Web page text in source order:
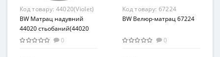
Код товару: 44020(Violet)
BW Матрац надувний
44020 стьобаний(44020
(Violet) Фіолетовий
0
Код товару: 67224
BW Велюр-матрац 67224
0